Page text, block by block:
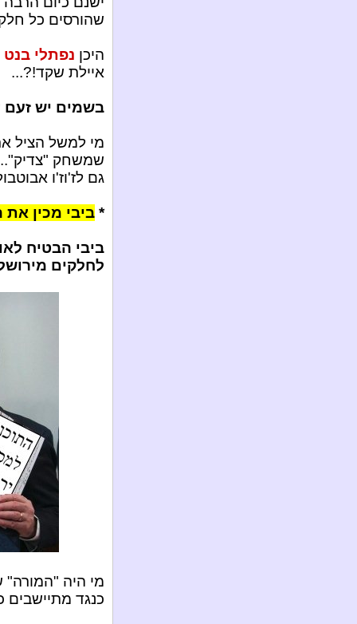
שהורסים כל
היכן נפתלי בנט
איילת שקד!?...
בשמים יש זעם
מי למשל הציל
שמשחק
גם לז'וז'ו
* ביבי מכין את
ביבי הבטיח
לחלקים
מי היה
כנגד